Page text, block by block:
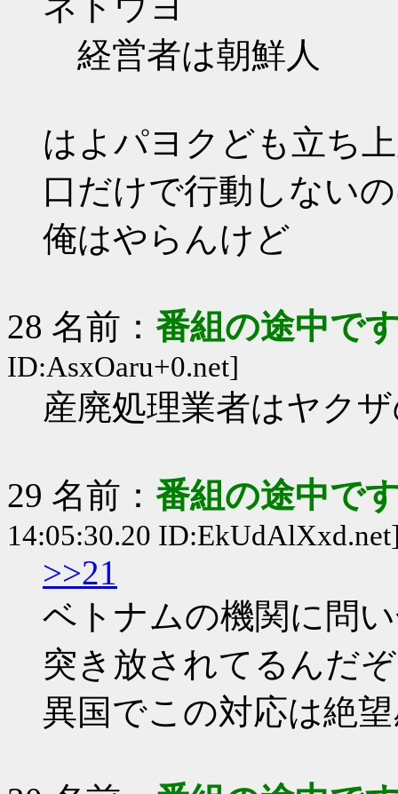
経営者は朝鮮人
はよパヨクども立ち
口だけで行動しない
俺はやらんけど
28 名前： 番組の途中で
ID:AsxOaru+0.net]
産廃処理業者はヤク
29 名前： 番組の途中で
14:05:30.20
>>21
ベトナムの機関に問
突き放されてるんだぞ
異国でこの対応は絶